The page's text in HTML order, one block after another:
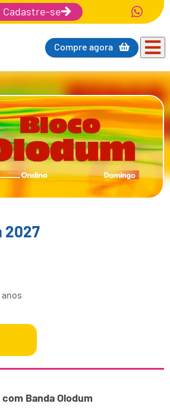
Cadastre-se
Compre agora
2027
anos
Banda Olodum